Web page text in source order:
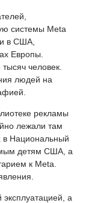
системы Meta
в США,
Европы.
человек.
людей на
рекламы
лежали там
в Национальный
детям США, а
к Meta.
эксплуатацией, а